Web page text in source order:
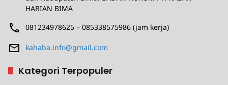
HARIAN BIMA
081234978625 – 085338575986 (jam kerja)
kahaba.info@gmail.com
Kategori Terpopuler